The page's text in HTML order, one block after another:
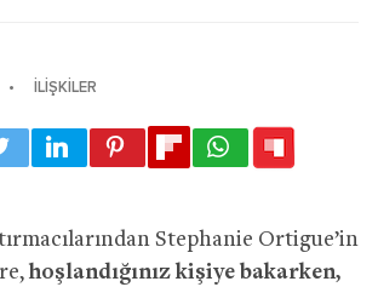
İLIŞKILER
Stephanie Ortigue’in
hoşlandığınız kişiye bakarken,